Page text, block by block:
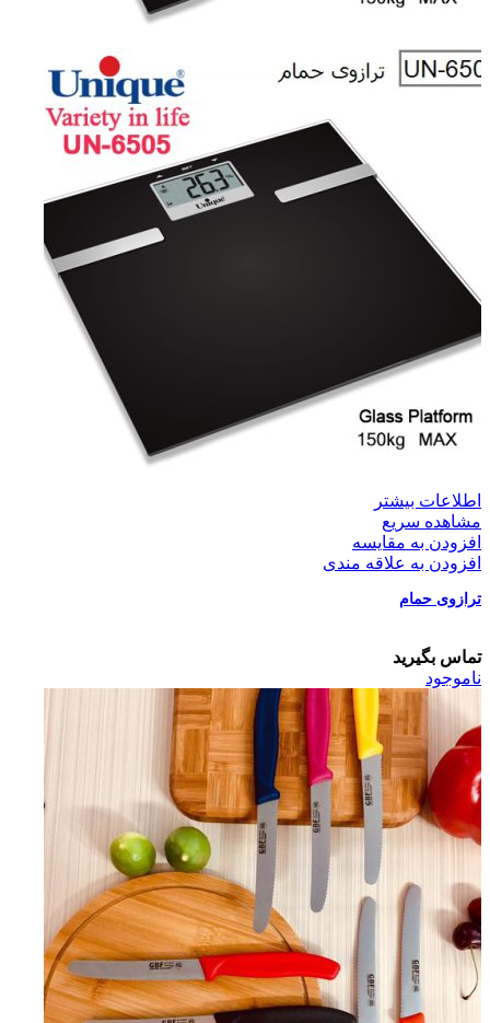
اطلاعات بیشتر
مشاهده سریع
افزودن به مقایسه
افزودن به علاقه مندی
ترازوی حمام
تماس بگیرید
ناموجود